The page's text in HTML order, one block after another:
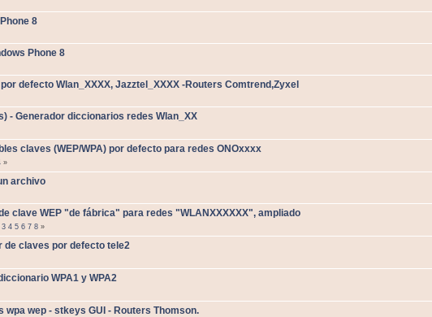
8
Phone 8
defecto Wlan_XXXX, Jazztel_XXXX -Routers Comtrend,Zyxel
- Generador diccionarios redes Wlan_XX
claves (WEP/WPA) por defecto para redes ONOxxxx
»
archivo
clave WEP "de fábrica" para redes "WLANXXXXXX", ampliado
3 4 5 6 7 8»
de claves por defecto tele2
WPA1 y WPA2
wep - stkeys GUI - Routers Thomson.